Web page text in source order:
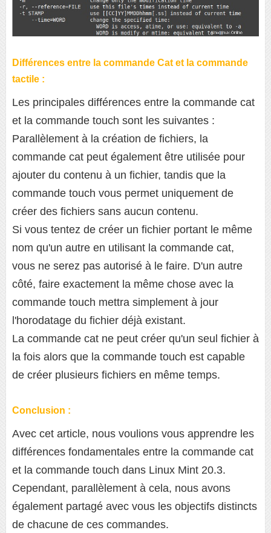
Différences entre la commande Cat et la commande
tactile :
Les principales différences entre la commande cat
et la commande touch sont les suivantes :
Parallèlement à la création de fichiers, la
commande cat peut également être utilisée pour
ajouter du contenu à un fichier, tandis que la
commande touch vous permet uniquement de
créer des fichiers sans aucun contenu.
Si vous tentez de créer un fichier portant le même
nom qu'un autre en utilisant la commande cat,
vous ne serez pas autorisé à le faire. D'un autre
côté, faire exactement la même chose avec la
commande touch mettra simplement à jour
l'horodatage du fichier déjà existant.
La commande cat ne peut créer qu'un seul fichier à
la fois alors que la commande touch est capable
de créer plusieurs fichiers en même temps.
Conclusion :
Avec cet article, nous voulions vous apprendre les
différences fondamentales entre la commande cat
et la commande touch dans Linux Mint 20.3.
Cependant, parallèlement à cela, nous avons
également partagé avec vous les objectifs distincts
de chacune de ces commandes.